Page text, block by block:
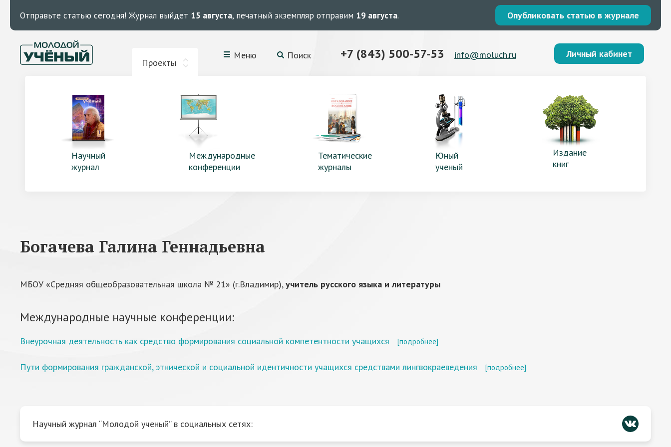
Отправьте статью сегодня! Журнал выйдет 15 августа, печатный экземпляр отправим 19 августа. Опубликовать статью в журнале
Проекты
Меню Поиск +7 (843) 500-57-53 info@moluch.ru Личный кабинет
Научный
журнал
Международные
конференции
Тематические
журналы
Юный
ученый
Издание
книг
Богачева Галина Геннадьевна
МБОУ «Средняя общеобразовательная школа № 21» (г.Владимир),учитель русского языка и литературы
Международные научные конференции:
Внеурочная деятельность как средство формирования социальной компетентности учащихся [подробнее]
Пути формирования гражданской, этнической и социальной идентичности учащихся средствами лингвокраеведения [подробнее]
Научный журнал “Молодой ученый” в социальных сетях: